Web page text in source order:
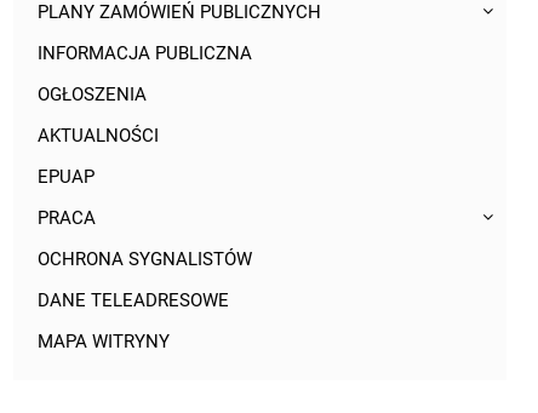
PLANY ZAMÓWIEŃ PUBLICZNYCH
INFORMACJA PUBLICZNA
OGŁOSZENIA
AKTUALNOŚCI
EPUAP
PRACA
OCHRONA SYGNALISTÓW
DANE TELEADRESOWE
MAPA WITRYNY